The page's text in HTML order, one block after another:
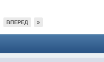
ВПЕРЕД »